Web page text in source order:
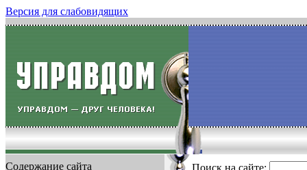
Версия для слабовидящих
Содержание сайта Поиск на сайте: